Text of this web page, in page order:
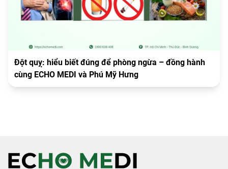
Đột quỵ: hiểu biết đúng để phòng ngừa – đồng hành
cùng ECHO MEDI và Phú Mỹ Hưng